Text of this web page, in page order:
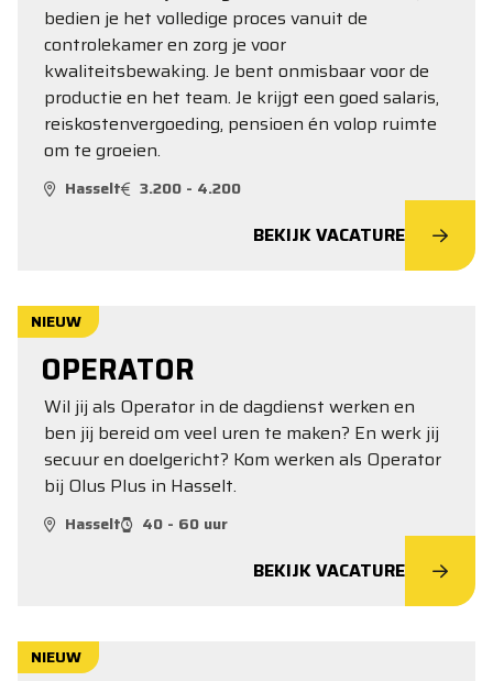
bedien je het volledige proces vanuit de
controlekamer en zorg je voor
kwaliteitsbewaking. Je bent onmisbaar voor de
productie en het team. Je krijgt een goed salaris,
reiskostenvergoeding, pensioen én volop ruimte
om te groeien.
Hasselt 3.200 - 4.200
BEKIJK VACATURE
NIEUW
OPERATOR
Wil jij als Operator in de dagdienst werken en
ben jij bereid om veel uren te maken? En werk jij
secuur en doelgericht? Kom werken als Operator
bij Olus Plus in Hasselt.
Hasselt 40 - 60 uur
BEKIJK VACATURE
NIEUW